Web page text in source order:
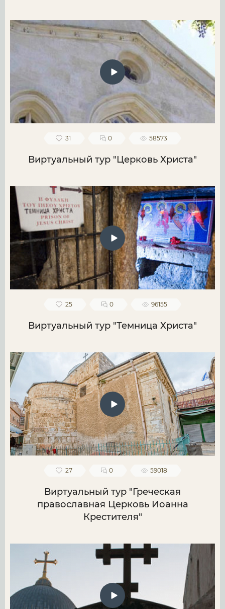
31 0 58573
Виртуальный тур "Церковь Христа"
25 0 96155
Виртуальный тур "Темница Христа"
27 0 59018
Виртуальный тур "Греческая
православная Церковь Иоанна
Крестителя"